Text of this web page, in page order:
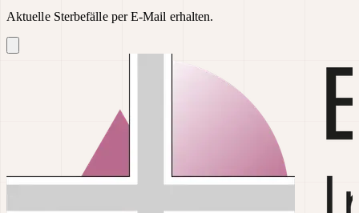
Aktuelle Sterbefälle per E-Mail erhalten.